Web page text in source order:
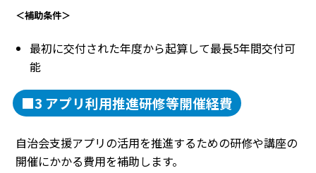
＜補助条件＞
最初に交付された年度から起算して最長5年間交付可
能
■3 アプリ利用推進研修等開催経費
自治会支援アプリの活用を推進するための研修や講座の
開催にかかる費用を補助します。